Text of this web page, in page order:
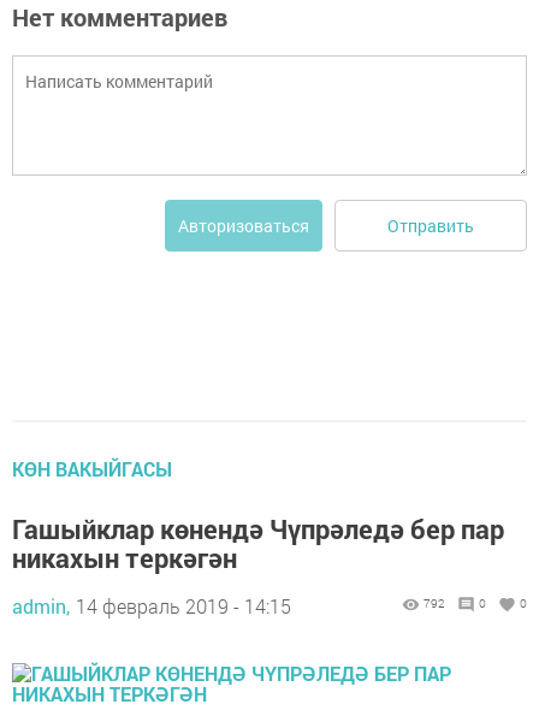
Нет комментариев
Авторизоваться Отправить
КӨН ВАКЫЙГАСЫ
Гашыйклар көнендә Чүпрәледә бер пар
никахын теркәгән
admin, 14 февраль 2019 - 14:15 792 0 0